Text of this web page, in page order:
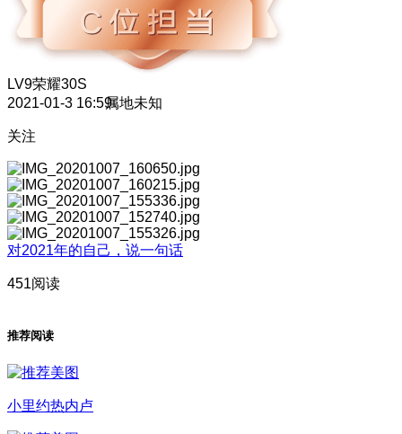
LV9荣耀30S
2021-01-3 16:59属地未知
关注
对2021年的自己，说一句话
451阅读
推荐阅读
小里约热内卢